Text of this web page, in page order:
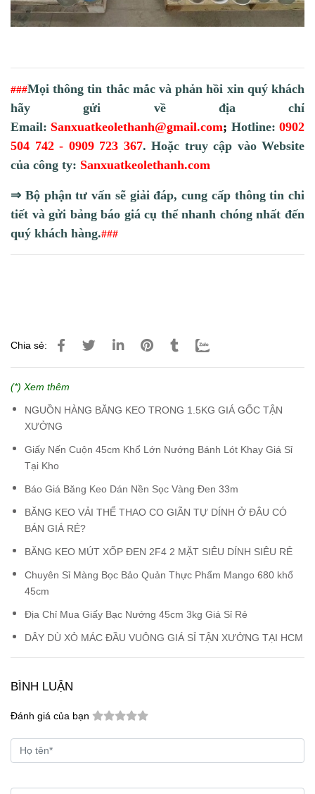
###Mọi thông tin thắc mắc và phản hồi xin quý khách
hãy gửi về địa chỉ
Email: Sanxuatkeolethanh@gmail.com; Hotline: 0902
504 742 - 0909 723 367. Hoặc truy cập vào Website
của công ty: Sanxuatkeolethanh.com
⇒ Bộ phận tư vấn sẽ giải đáp, cung cấp thông tin chi
tiết và gửi bảng báo giá cụ thể nhanh chóng nhất đến
quý khách hàng.###
Chia sẻ:
(*) Xem thêm
NGUỒN HÀNG BĂNG KEO TRONG 1.5KG GIÁ GỐC TẬN
XƯỞNG
Giấy Nến Cuộn 45cm Khổ Lớn Nướng Bánh Lót Khay Giá Sỉ
Tại Kho
Báo Giá Băng Keo Dán Nền Sọc Vàng Đen 33m
BĂNG KEO VẢI THỂ THAO CO GIÃN TỰ DÍNH Ở ĐÂU CÓ
BÁN GIÁ RẺ?
BĂNG KEO MÚT XỐP ĐEN 2F4 2 MẶT SIÊU DÍNH SIÊU RẺ
Chuyên Sỉ Màng Bọc Bảo Quản Thực Phẩm Mango 680 khổ
45cm
Địa Chỉ Mua Giấy Bạc Nướng 45cm 3kg Giá Sỉ Rẻ
DÂY DÙ XỎ MÁC ĐẦU VUÔNG GIÁ SỈ TẬN XƯỞNG TẠI HCM
BÌNH LUẬN
Đánh giá của bạn